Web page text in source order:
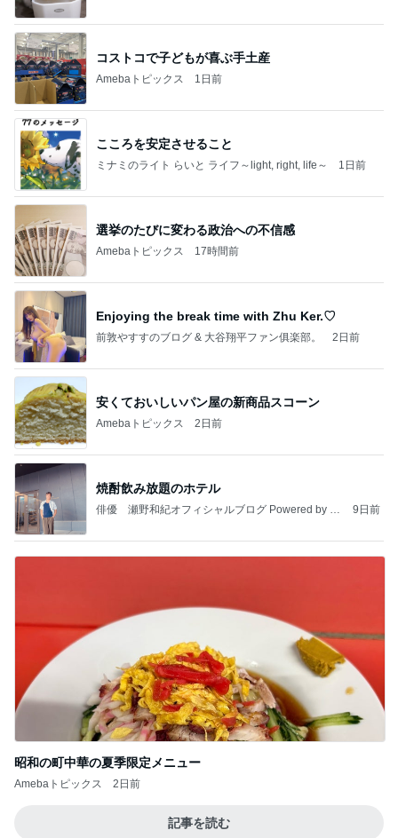
コストコで子どもが喜ぶ手土産
Amebaトピックス 1日前
こころを安定させること
ミナミのライト らいと ライフ～light, right, life～ 1日前
選挙のたびに変わる政治への不信感
Amebaトピックス 17時間前
Enjoying the break time with Zhu Ker.♡
前敦やすすのブログ & 大谷翔平ファン俱楽部。 2日前
安くておいしいパン屋の新商品スコーン
Amebaトピックス 2日前
焼酎飲み放題のホテル
俳優 瀬野和紀オフィシャルブログ Powered by A
9日前
昭和の町中華の夏季限定メニュー
Amebaトピックス 2日前
記事を読む